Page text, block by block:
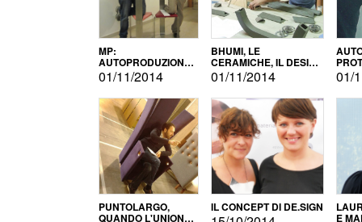
MP:
AUTOPRODUZIONE
E INNOVAZIONE
01/11/2014
BHUMI, LE
CERAMICHE, IL DESIGN
E L'AUTOPRODUZIONE
01/11/2014 01/
PUNTOLARGO,
QUANDO L'UNIONE
IL CONCEPT DI DE.SIGN
E